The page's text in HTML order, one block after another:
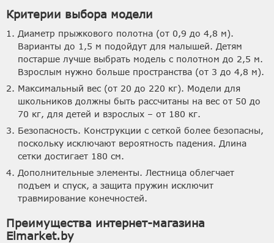
Критерии выбора модели
Диаметр прыжкового полотна (от 0,9 до 4,8 м).
Варианты до 1,5 м подойдут для малышей. Детям
постарше лучше выбрать модель с полотном до 2,5 м.
Взрослым нужно больше пространства (от 3 до 4,8 м).
Максимальный вес (от 20 до 220 кг). Модели для
школьников должны быть рассчитаны на вес от 50 до
70 кг, для детей и взрослых – от 180 кг.
Безопасность. Конструкции с сеткой более безопасны,
поскольку исключают вероятность падения. Длина
сетки достигает 180 см.
Дополнительные элементы. Лестница облегчает
подъем и спуск, а защита пружин исключит
травмирование конечностей.
Преимущества интернет-магазина
Elmarket.by